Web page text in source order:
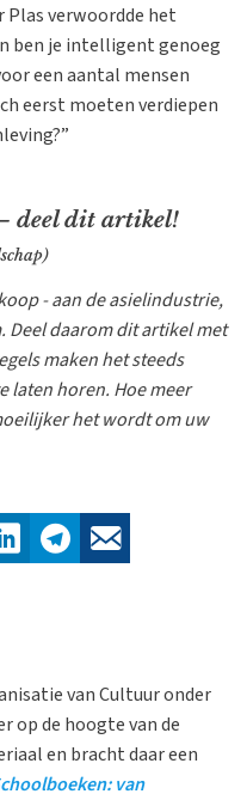
Plas verwoordde het
ben je intelligent genoeg
een aantal mensen
eerst moeten verdiepen
deel dit artikel!
- aan de asielindustrie,
Deel daarom dit artikel met
maken het steeds
laten horen. Hoe meer
het wordt om uw
van Cultuur onder
op de hoogte van de
en bracht daar een
van